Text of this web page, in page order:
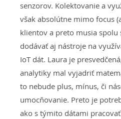
senzorov. Kolektovanie a
však absolútne mimo focus
klientov a preto musia spolu
dodávať aj nástroje na
IoT dát. Laura je
analytiky mal vyjadriť
to nebude plus, mínus, či
umocňovanie. Preto je
ako s týmito dátami